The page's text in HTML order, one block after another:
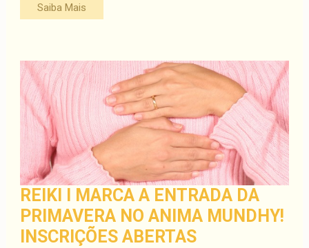
Saiba Mais
REIKI I MARCA A ENTRADA DA
PRIMAVERA NO ANIMA MUNDHY!
INSCRIÇÕES ABERTAS